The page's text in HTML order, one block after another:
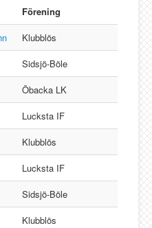
Förening
Klubblös
Sidsjö-Böle
Öbacka LK
Lucksta IF
Klubblös
Lucksta IF
Sidsjö-Böle
Klubblös